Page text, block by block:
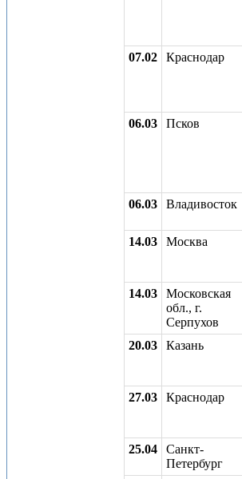
07.02 Краснодар
06.03
Псков
06.03
Владивосток
14.03 Москва
14.03
Московская
обл., г.
Серпухов
20.03 Казань
27.03
Краснодар
25.04
Санкт-
Петербург